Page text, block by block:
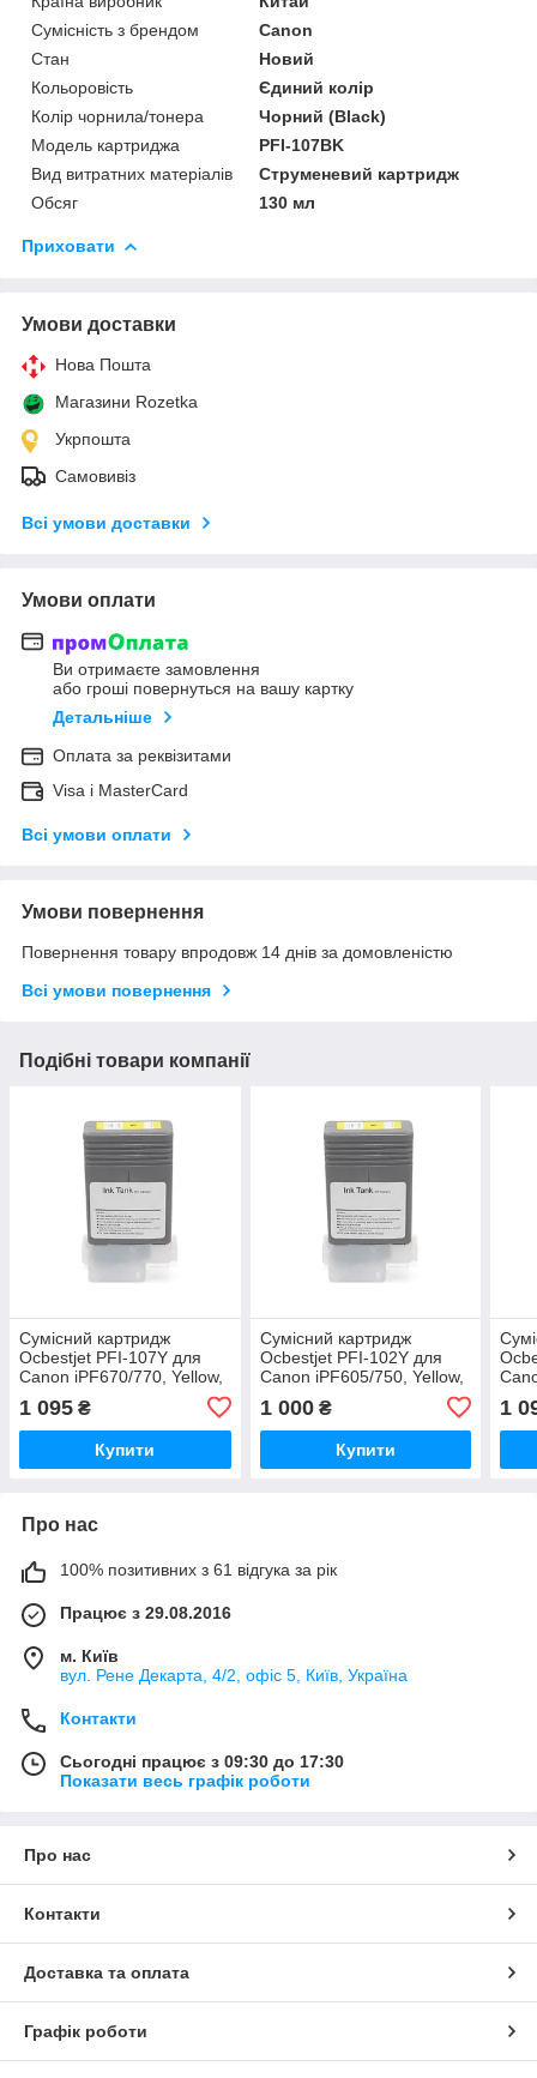
Сумісність з брендом
Canon
Стан
Новий
Кольоровість
Єдиний колір
Колір чорнила/тонера
Чорний (Black)
Модель картриджа
PFI-107BK
Вид витратних матеріалів
Струменевий картридж
Обсяг
130 мл
Приховати
Умови доставки
Нова Пошта
Магазини Rozetka
Укрпошта
Самовивіз
Всі умови доставки
Умови оплати
Ви отримаєте замовлення
або гроші повернуться на вашу картку
Детальніше
Оплата за реквізитами
Visa і MasterCard
Всі умови оплати
Умови повернення
Повернення товару впродовж 14 днів за домовленістю
Всі умови повернення
Подібні товари компанії
Сумісний картридж
Ocbestjet PFI-107Y для
Canon iPF670/770, Yellow,
1 095 ₴
Купити
Сумісний картридж
Ocbestjet PFI-102Y для
Canon iPF605/750, Yellow,
1 000₴
Купити
1
Про нас
100% позитивних з 61 відгука за рік
Працює з 29.08.2016
м. Київ
вул. Рене Декарта, 4/2, офіс 5, Київ, Україна
Контакти
Сьогодні працює з 09:30 до 17:30
Показати весь графік роботи
Про нас
Контакти
Доставка та оплата
Графік роботи